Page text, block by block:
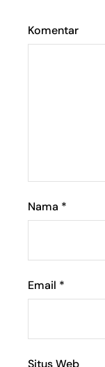
Komentar
Nama *
Email *
Situs Web